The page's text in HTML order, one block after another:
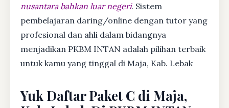
nusantara bahkan luar negeri. Sistem
pembelajaran daring/online dengan tutor yang
profesional dan ahli dalam bidangnya
menjadikan PKBM INTAN adalah pilihan terbaik
untuk kamu yang tinggal di Maja, Kab. Lebak
Yuk Daftar Paket C di Maja,